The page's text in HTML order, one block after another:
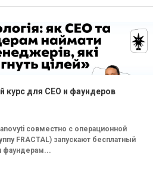
курс для CEO и фаундеров
совместно с операционной
FRACTAL) запускают бесплатный
фаундерам...